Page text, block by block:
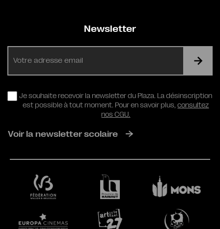
Newsletter
RGPD
Je souhaite recevoir la newsletter du Plaza. La désinscription
est possible à tout moment. Pour en savoir plus,consultez
nos CGU.
Voir la newsletter scolaire